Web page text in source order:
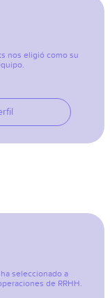
nos eligió como su
seleccionado a
de RRHH.